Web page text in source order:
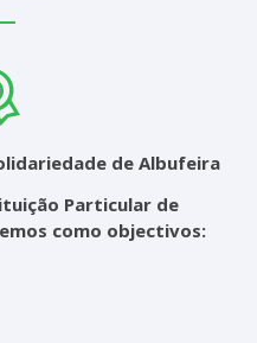
de Albufeira
Particular de
como objectivos: